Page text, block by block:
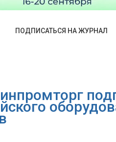
ПОДПИСАТЬСЯ НА ЖУРНАЛ